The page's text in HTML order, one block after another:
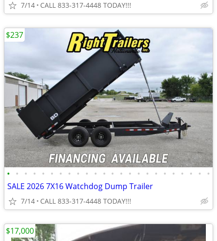
7/14 CALL 833-317-4448 TODAY!!!
• • • • • • • • • • • • • • • • • • • • • • • •
SALE 2026 7X16 Watchdog Dump Trailer
7/14 CALL 833-317-4448 TODAY!!!
$237
$17,000